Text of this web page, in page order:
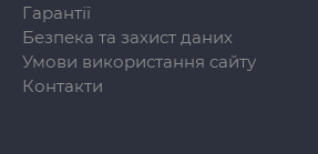
Гарантії
Безпека та захист даних
Умови використання сайту
Контакти